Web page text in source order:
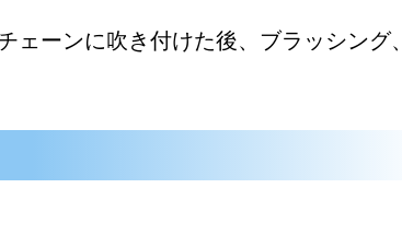
ーンに吹き付けた後、ブラッシング、